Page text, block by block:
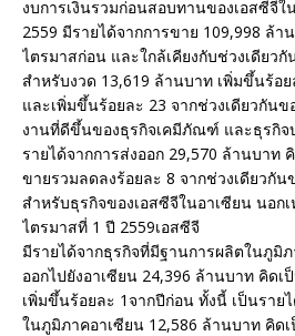
งบการเงินรวมก่อนสอบทานของเอสซีจี
2559 มีรายได้จากการขาย 109,998 ล้
ไตรมาสก่อน และใกล้เคียงกับช่วงเดียว
สำหรับงวด 13,619 ล้านบาท เพิ่มขึ้นร้อ
และเพิ่มขึ้นร้อยละ 23 จากช่วงเดียวกัน
งานที่ดีขึ้นของธุรกิจเคมีภัณฑ์ และธุรกิ
รายได้จากการส่งออก 29,570 ล้านบาท
ขายรวมลดลงร้อยละ 8 จากช่วงเดียวกัน
สำหรับธุรกิจของเอสซีจีในอาเซียน นอก
ไตรมาสที่ 1 ปี 2559เอสซีจี
มีรายได้จากธุรกิจที่มีฐานการผลิตในภูมิ
ออกไปยังอาเซียน 24,396 ล้านบาท คิดเ
เพิ่มขึ้นร้อยละ 1จากปีก่อน ทั้งนี้ เป็นราย
ในภูมิภาคอาเซียน 12,586 ล้านบาท คิด